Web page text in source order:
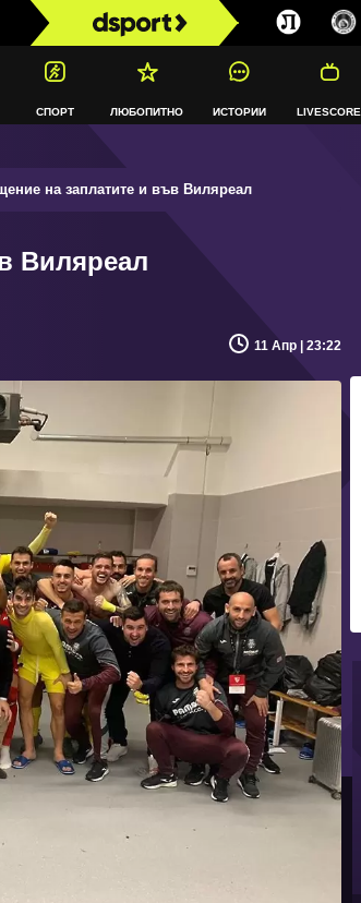
СПОРТ ЛЮБОПИТНО ИСТОРИИ LIVESCORE
на заплатите и във Виляреал
Виляреал
11 Апр | 23:22